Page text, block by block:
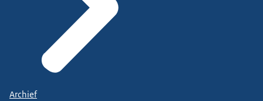
Archief